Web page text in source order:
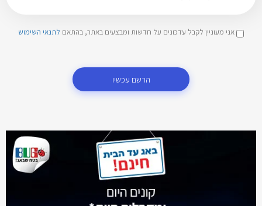
אני מעוניין לקבל עדכונים על חדשות ומבצעים באתר, בהתאם לתנאי השימוש
הרשם עכשיו